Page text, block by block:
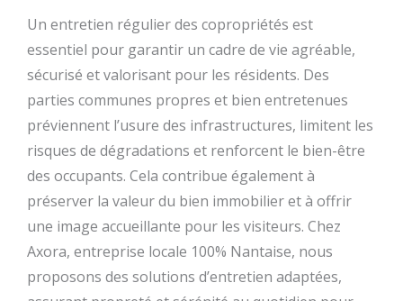
Un entretien régulier des copropriétés est
essentiel pour garantir un cadre de vie agréable,
sécurisé et valorisant pour les résidents. Des
parties communes propres et bien entretenues
préviennent l’usure des infrastructures, limitent les
risques de dégradations et renforcent le bien-être
des occupants. Cela contribue également à
préserver la valeur du bien immobilier et à offrir
une image accueillante pour les visiteurs. Chez
Axora, entreprise locale 100% Nantaise, nous
proposons des solutions d’entretien adaptées,